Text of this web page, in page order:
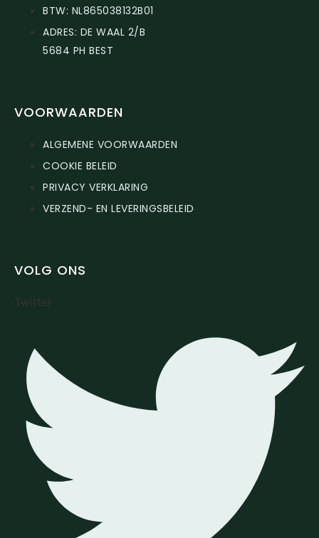
BTW: NL865038132B01
ADRES: DE WAAL 2/B
5684 PH BEST
VOORWAARDEN
ALGEMENE VOORWAARDEN
COOKIE BELEID
PRIVACY VERKLARING
VERZEND- EN LEVERINGSBELEID
VOLG ONS
Twitter